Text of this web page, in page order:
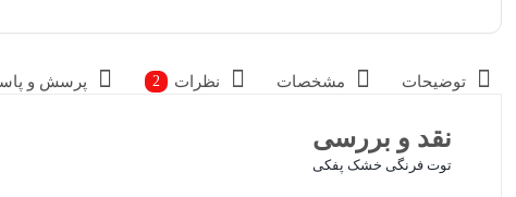
توضیحات مشخصات نظرات 2 پرسش و
نقد و بررسی
توت فرنگی خشک پفکی